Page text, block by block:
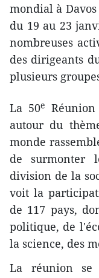
mondial à
du 19 au 23
nombreuses
des dirigeants
plusieurs
La 50e
autour du
monde
de surmonter
division de la
voit la
de 117 pays,
politique, de
la science, des
La réunion se